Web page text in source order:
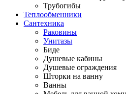
Трубогибы
Теплообменники
Сантехника
Раковины
Унитазы
Биде
Душевые кабины
Душевые ограждения
Шторки на ванну
Ванны